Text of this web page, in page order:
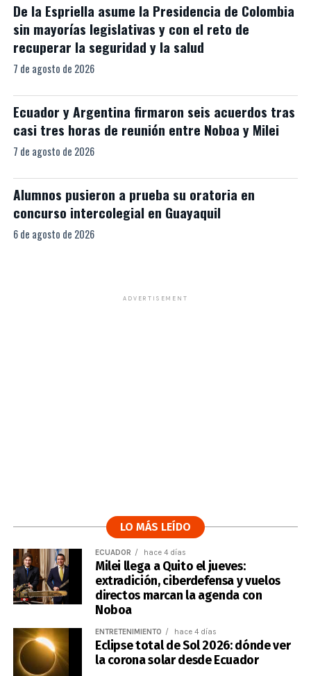
De la Espriella asume la Presidencia de Colombia
sin mayorías legislativas y con el reto de
recuperar la seguridad y la salud
7 de agosto de 2026
Ecuador y Argentina firmaron seis acuerdos tras
casi tres horas de reunión entre Noboa y Milei
7 de agosto de 2026
Alumnos pusieron a prueba su oratoria en
concurso intercolegial en Guayaquil
6 de agosto de 2026
ADVERTISEMENT
LO MÁS LEÍDO
ECUADOR hace 4 días
Milei llega a Quito el jueves:
extradición, ciberdefensa y vuelos
directos marcan la agenda con
Noboa
ENTRETENIMIENTO hace 4 días
Eclipse total de Sol 2026: dónde ver
la corona solar desde Ecuador